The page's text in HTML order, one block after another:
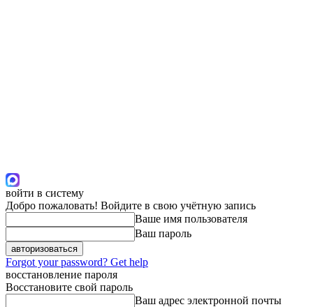
войти в систему
Добро пожаловать! Войдите в свою учётную запись
Ваше имя пользователя
Ваш пароль
Forgot your password? Get help
восстановление пароля
Восстановите свой пароль
Ваш адрес электронной почты